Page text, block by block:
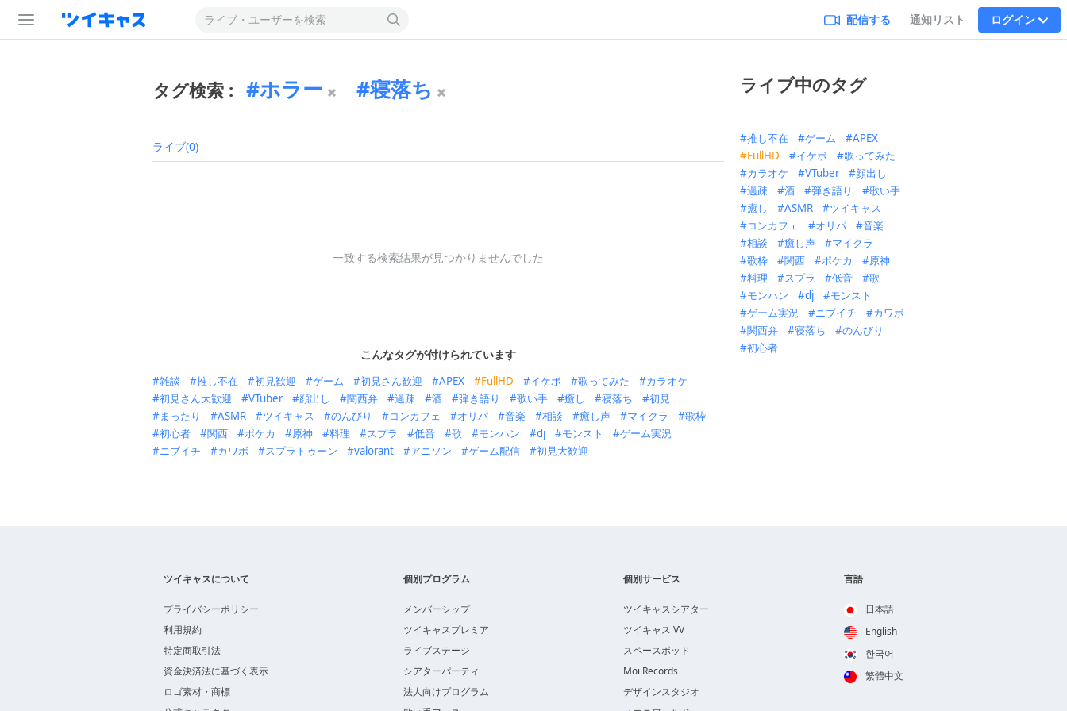
配信する 通知リスト ログイン
タグ検索 : ホラー 寝落ち
ライブ(0)
一致する検索結果が見つかりませんでした
こんなタグが付けられています
雑談 推し不在 初見歓迎 ゲーム 初見さん歓迎 APEX FullHD イケボ 歌ってみた
カラオケ
初見さん大歓迎
VTuber 顔出し 関西弁 過疎 酒 弾き語り 歌い手 癒し 寝落ち
初見
まったり
ASMR ツイキャス のんびり コンカフェ オリパ 音楽 相談 癒し声 マイクラ
歌枠
初心者
関西 ポケカ 原神 料理 スプラ 低音 歌 モンハン dj モンスト
ゲーム実況
ニブイチ
カワボ スプラトゥーン valorant アニソン ゲーム配信 初見大歓迎
ライブ中のタグ
推し不在 ゲーム
APEX
FullHD
イケボ
歌ってみた
カラオケ
VTuber
顔出し
過疎
酒 弾き語り
歌い手
癒し
ASMR
ツイキャス
コンカフェ
オリパ
音楽
相談
癒し声
マイクラ
歌枠
関西 ポケカ
原神
料理
スプラ 低音
歌
モンハン
dj
モンスト
ゲーム実況
ニブイチ
カワボ
関西弁
寝落ち
のんびり
初心者
ツイキャスについて
プライバシーポリシー
利用規約
特定商取引法
資金決済法に基づく表示
ロゴ素材・商標
個別プログラム
メンバーシップ
ツイキャスプレミア
ライブステージ
シアターパーティ
法人向けプログラム
個別サービス
ツイキャスシアター
ツイキャス VV
スペースポッド
Moi Records
デザインスタジオ
言語
日本語
English
한국어
繁體中文